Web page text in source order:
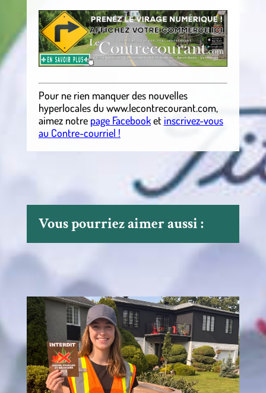
Pour ne rien manquer des nouvelles
hyperlocalesdu www.lecontrecourant.com,
aimez notre page Facebooket inscrivez-vous
au Contre-courriel !
Vous pourriez aimer aussi :